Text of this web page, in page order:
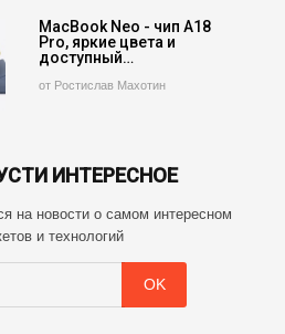
MacBook Neo - чип A18
Pro, яркие цвета и
доступный…
от Ростислав Махотин
ИНТЕРЕСНОЕ
на новости о самом интересном
и технологий